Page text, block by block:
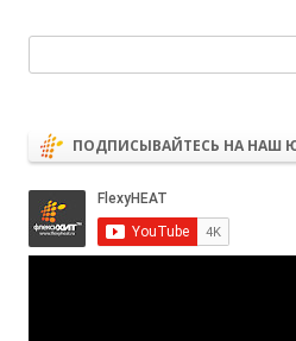
ПОДПИСЫВАЙТЕСЬ НА НАШ